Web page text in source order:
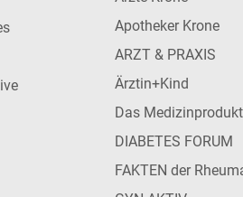
Apotheker Krone
ARZT & PRAXIS
Ärztin+Kind
Das Medizinprodukt
DIABETES FORUM
FAKTEN der